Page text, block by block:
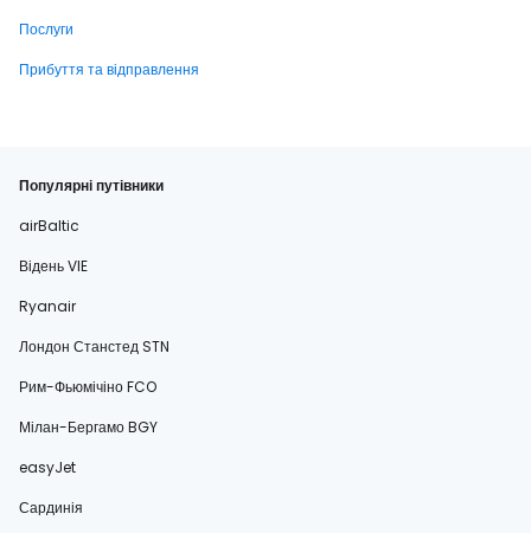
Послуги
Прибуття та відправлення
Популярні путівники
airBaltic
Відень VIE
Ryanair
Лондон Станстед STN
Рим-Фьюмічіно FCO
Мілан-Бергамо BGY
easyJet
Сардинія